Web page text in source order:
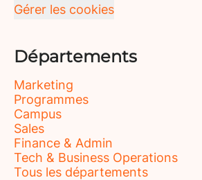
Gérer les cookies
Départements
Marketing
Programmes
Campus
Sales
Finance & Admin
Tech & Business Operations
Tous les départements